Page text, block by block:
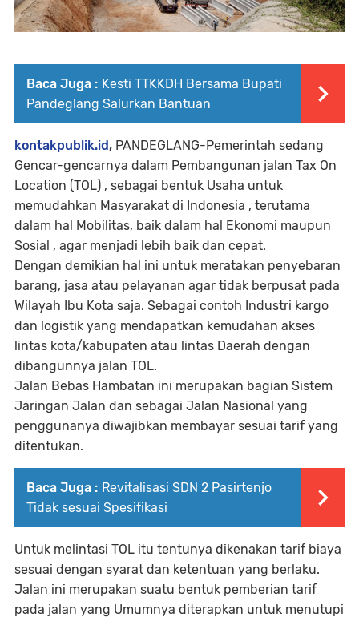
Baca Juga : Kesti TTKKDH Bersama Bupati
Pandeglang Salurkan Bantuan
kontakpublik.id, PANDEGLANG-Pemerintah sedang
Gencar-gencarnya dalam Pembangunan jalan Tax On
Location (TOL) , sebagai bentuk Usaha untuk
memudahkan Masyarakat di Indonesia , terutama
dalam hal Mobilitas, baik dalam hal Ekonomi maupun
Sosial , agar menjadi lebih baik dan cepat.
Dengan demikian hal ini untuk meratakan penyebaran
barang, jasa atau pelayanan agar tidak berpusat pada
Wilayah Ibu Kota saja. Sebagai contoh Industri kargo
dan logistik yang mendapatkan kemudahan akses
lintas kota/kabupaten atau lintas Daerah dengan
dibangunnya jalan TOL.
Jalan Bebas Hambatan ini merupakan bagian Sistem
Jaringan Jalan dan sebagai Jalan Nasional yang
penggunanya diwajibkan membayar sesuai tarif yang
ditentukan.
Baca Juga : Revitalisasi SDN 2 Pasirtenjo
Tidak sesuai Spesifikasi
Untuk melintasi TOL itu tentunya dikenakan tarif biaya
sesuai dengan syarat dan ketentuan yang berlaku.
Jalan ini merupakan suatu bentuk pemberian tarif
pada jalan yang Umumnya diterapkan untuk menutupi